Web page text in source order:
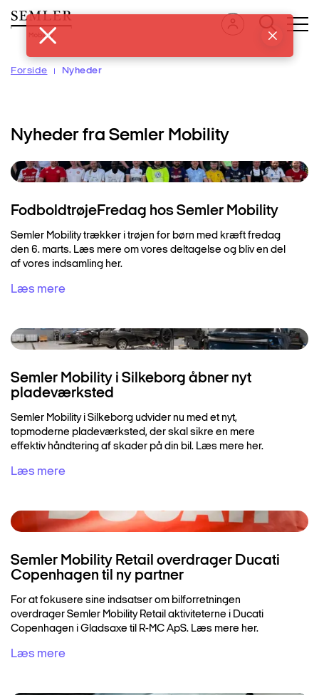
hovedindhold
Forside Nyheder
Nyheder fra Semler Mobility
FodboldtrøjeFredag hos Semler Mobility
Semler Mobility trækker i trøjen for børn med kræft fredag
den 6. marts. Læs mere om vores deltagelse og bliv en del
af vores indsamling her.
Læs mere
Semler Mobility i Silkeborg åbner nyt
pladeværksted
Semler Mobility i Silkeborg udvider nu med et nyt,
topmoderne pladeværksted, der skal sikre en mere
effektiv håndtering af skader på din bil. Læs mere her.
Læs mere
Semler Mobility Retail overdrager Ducati
Copenhagen til ny partner
For at fokusere sine indsatser om bilforretningen
overdrager Semler Mobility Retail aktiviteterne i Ducati
Copenhagen i Gladsaxe til R-MC ApS. Læs mere her.
Læs mere